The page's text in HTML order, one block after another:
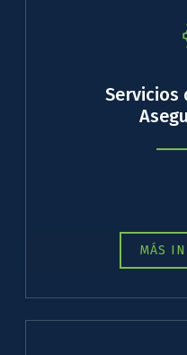
Servicios
MÁS